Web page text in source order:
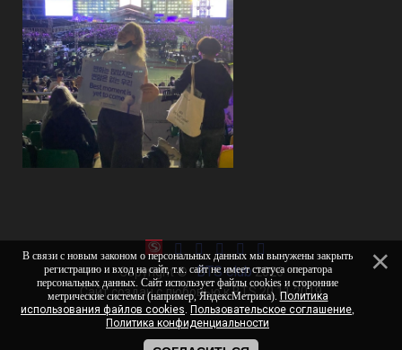
Copyright © BTS club2026
Сайт создан с любовью к BTS 20.11.2019
В связи с новым законом о персональных данных мы вынужены закрыть
регистрацию и вход на сайт, т.к. cайт не имеет статуса оператора
персональных данных. Сайт использует файлы cookies и сторонние
метрические системы (например, ЯндексМетрика). Политика
использования файлов cookies. Пользовательское соглашение,
Политика конфиденциальности